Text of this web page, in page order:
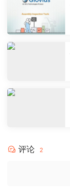
评论 2